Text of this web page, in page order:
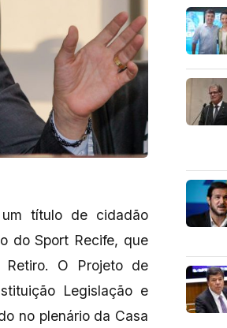
título de cidadão
do Sport Recife, que
O Projeto de
Legislação e
no plenário da Casa